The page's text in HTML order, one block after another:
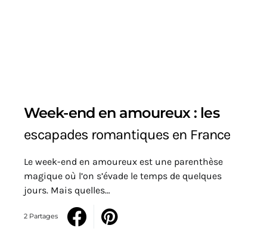
Week-end en amoureux : les
escapades romantiques en France
Le week-end en amoureux est une parenthèse
magique où l’on s’évade le temps de quelques
jours. Mais quelles…
2 Partages